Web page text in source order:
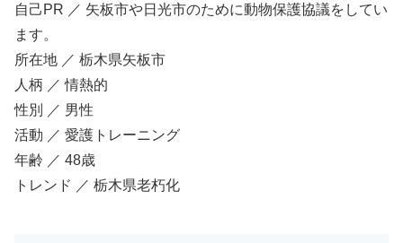
自己PR ／ 矢板市や日光市のために動物保護協議をしてい
ます。
所在地 ／ 栃木県矢板市
人柄 ／ 情熱的
性別 ／ 男性
活動 ／ 愛護トレーニング
年齢 ／ 48歳
トレンド ／ 栃木県老朽化